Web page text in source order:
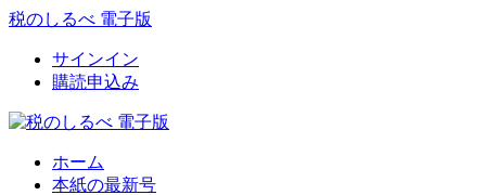
税のしるべ 電子版
サインイン
購読申込み
ホーム
本紙の最新号